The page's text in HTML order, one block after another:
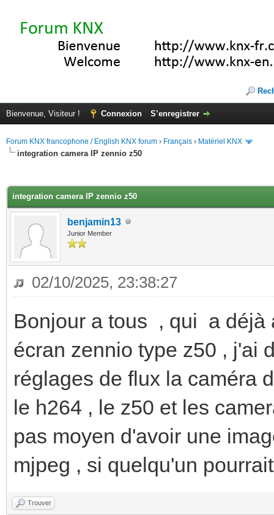
Bienvenue, Visiteur ! Connexion S’enregistrer
Forum KNX francophone / English KNX forum › Français › Matériel KNX
integration camera IP zennio z50
integration camera IP zennio z50
benjamin13
Junior Member
02/10/2025, 23:38:27
Bonjour a tous , qui a déjà
écran zennio type z50 , j'ai
réglages de flux la caméra
le h264 , le z50 et les
pas moyen d'avoir une
mjpeg , si quelqu'un
Trouver